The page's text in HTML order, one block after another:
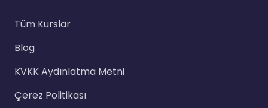
Tüm Kurslar
Blog
KVKK Aydınlatma Metni
Çerez Politikası